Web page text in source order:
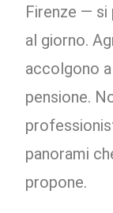
Firenze — si
al giorno.
accolgono
pensione.
panorami
propone.